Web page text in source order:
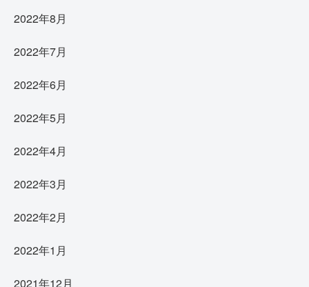
2022年8月
2022年7月
2022年6月
2022年5月
2022年4月
2022年3月
2022年2月
2022年1月
2021年12月